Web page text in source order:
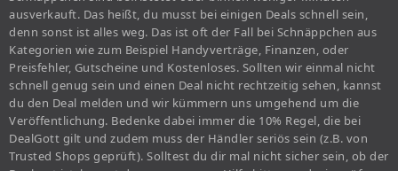
ausverkauft. Das heißt, du musst bei einigen Deals schnell sein,
denn sonst ist alles weg. Das ist oft der Fall bei Schnäppchen aus
Kategorien wie zum Beispiel Handyverträge, Finanzen, oder
Preisfehler, Gutscheine und Kostenloses. Sollten wir einmal nicht
schnell genug sein und einen Deal nicht rechtzeitig sehen, kannst
du den Deal melden und wir kümmern uns umgehend um die
Veröffentlichung. Bedenke dabei immer die 10% Regel, die bei
DealGott gilt und zudem muss der Händler seriös sein (z.B. von
Trusted Shops geprüft). Solltest du dir mal nicht sicher sein, ob der